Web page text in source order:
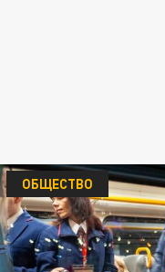
ОБЩЕСТВО